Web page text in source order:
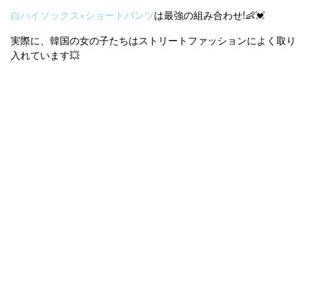
白ハイソックス×ショートパンツは最強の組み合わせ!👶💓
実際に、韓国の女の子たちはストリートファッションによく取り
入れています💥